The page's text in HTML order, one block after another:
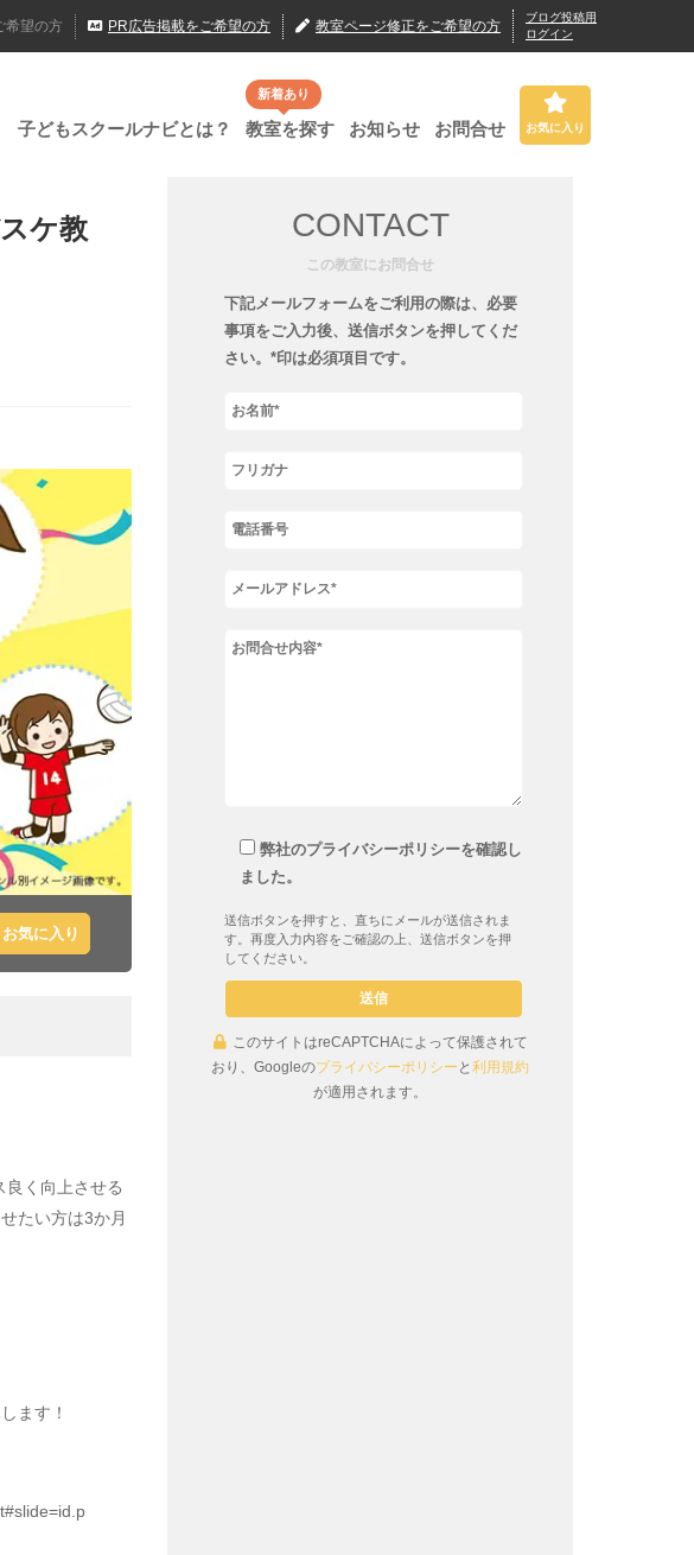
希望の方 PR広告掲載をご希望の方 教室ページ修正をご希望の方
ブログ投稿用
ログイン
子どもスクールナビとは？
新着あり
教室を探す お知らせ お問合せ お気に入り
ケ教
お気に入り
く向上させる
たい方は3か月
ます！
CONTACT
この教室にお問合せ
下記メールフォームをご利用の際は、必要
事項をご入力後、送信ボタンを押してくだ
さい。*印は必須項目です。
弊社のプライバシーポリシーを確認し
ました。
送信ボタンを押すと、直ちにメールが送信されま
す。再度入力内容をご確認の上、送信ボタンを押
してください。
このサイトはreCAPTCHAによって保護されて
おり、Googleのプライバシーポリシー と 利用規約
が適用されます。